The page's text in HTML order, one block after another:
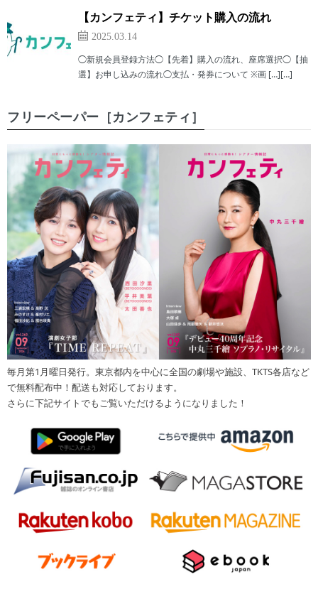
【カンフェティ】チケット購入の流れ
2025.03.14
◯新規会員登録方法◯【先着】購入の流れ、座席選択◯【抽
選】お申し込みの流れ◯支払・発券について ※画 […][…]
フリーペーパー［カンフェティ］
毎月第1月曜日発行。東京都内を中心に全国の劇場や施設、TKTS各店など
で無料配布中！配送も対応しております。
さらに下記サイトでもご覧いただけるようになりました！